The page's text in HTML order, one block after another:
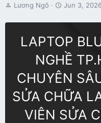
T
r
t
Lương Ngô
S
a
t
d
e
Jun 3, 2026
LAPTOP
NGHỀ
CHUYÊN
SỬA CHỮA
VIÊN SỬA